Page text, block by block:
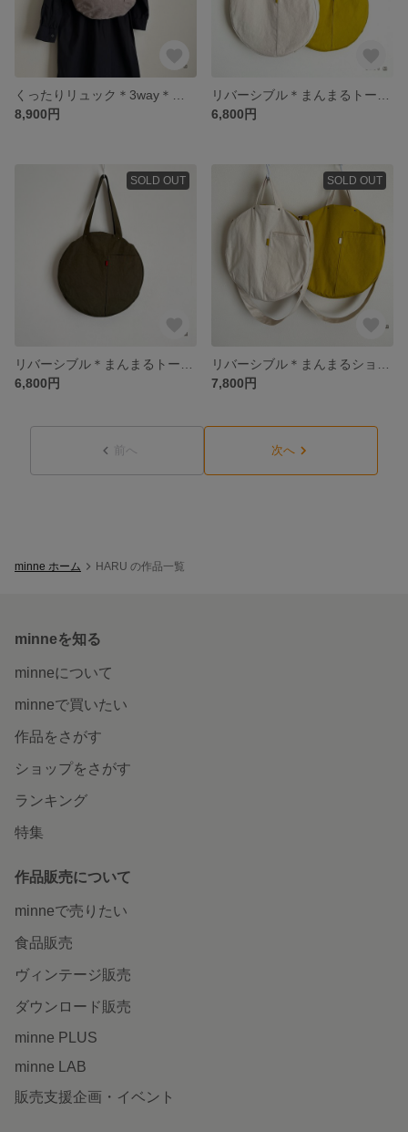
8,900円
6,800円
SOLD OUT
6,800円
SOLD OUT
7,800円
前へ 次へ
minne ホーム HARU の作品一覧
minneを知る
minneについて
minneで買いたい
作品をさがす
ショップをさがす
ランキング
特集
作品販売について
minneで売りたい
食品販売
ヴィンテージ販売
ダウンロード販売
minne PLUS
minne LAB
販売支援企画・イベント